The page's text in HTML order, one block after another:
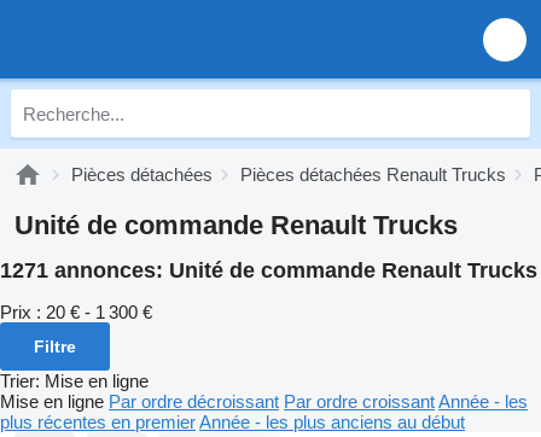
Pièces détachées Pièces détachées Renault Trucks
Unité de commande Renault Trucks
1271 annonces: Unité de commande Renault Trucks
Prix : 20 € - 1 300 €
Filtre
Trier: Mise en ligne
Mise en ligne Par ordre décroissant Par ordre croissantAnnée - les
plus récentes en premierAnnée - les plus anciens au début